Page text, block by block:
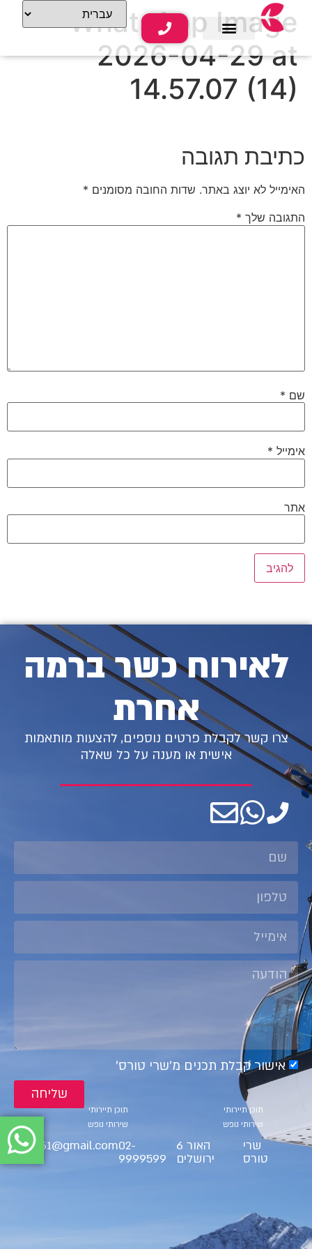
WhatsApp Image
2026-04-29 at
14.57.07 (14)
כתיבת תגובה
האימייל לא יוצג באתר. שדות החובה מסומנים *
התגובה שלך *
שם *
אימייל *
אתר
לאירוח כשר ברמה
אחרת
צרו קשר לקבלת פרטים נוספים, להצעות מותאמות
אישית או מענה על כל שאלה
אישור קבלת תכנים מ׳שרי טורס׳
שליחה
תוכן תיירותי
שירותי נופש
תוכן תיירותי
שירותי נופש
שרי
טורס
האור 6
ירושלים
02-
9999599
ct9561@gmail.com